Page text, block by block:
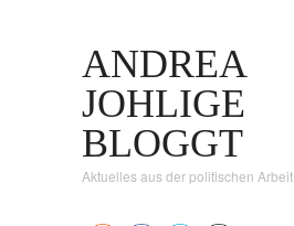
ANDREA
JOHLIGE
BLOGGT
Aktuelles aus der politischen Arbeit